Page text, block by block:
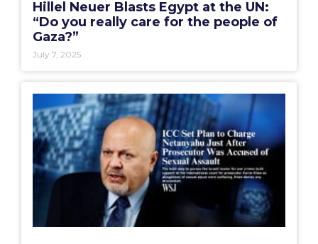
Hillel Neuer Blasts Egypt at the UN:
“Do you really care for the people of
Gaza?”
July 7, 2025